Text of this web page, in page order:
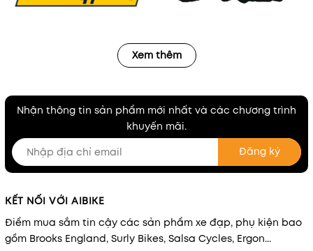
Xem thêm
Nhận thông tin sản phẩm mới nhất và các chương trình
khuyến mãi.
Đăng ký
KẾT NỐI VỚI AIBIKE
Điểm mua sắm tin cậy các sản phẩm xe đạp, phụ kiện bao
gồm Brooks England, Surly Bikes, Salsa Cycles, Ergon...